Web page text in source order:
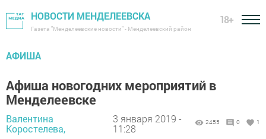
НОВОСТИ МЕНДЕЛЕЕВСКА
Газета "Менделеевские новости" - Менделеевский район
18+
АФИША
Афиша новогодних мероприятий в
Менделеевске
Валентина
Коростелева,
3 января 2019 -
11:28
2455 0 1